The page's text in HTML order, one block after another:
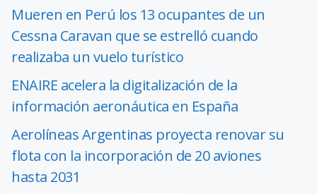
Mueren en Perú los 13 ocupantes de un
Cessna Caravan que se estrelló cuando
realizaba un vuelo turístico
ENAIRE acelera la digitalización de la
información aeronáutica en España
Aerolíneas Argentinas proyecta renovar su
flota con la incorporación de 20 aviones
hasta 2031